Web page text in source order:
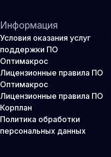
Информация
Условия оказания услуг
поддержки ПО
Оптимакрос
Лицензионные правила ПО
Оптимакрос
Лицензионные правила ПО
Корплан
Политика обработки
персональных данных